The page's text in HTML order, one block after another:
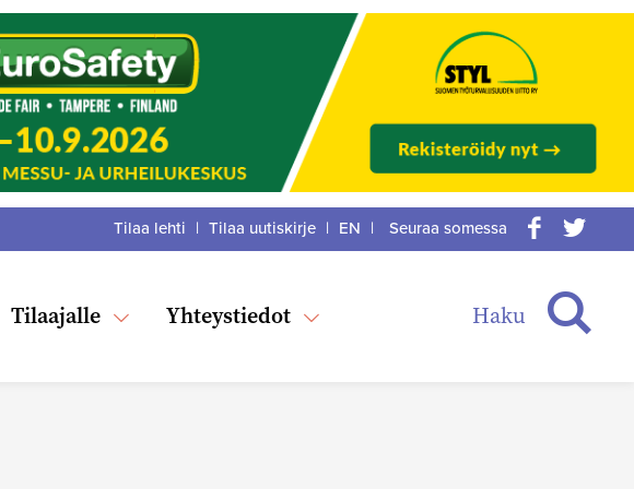
Tilaajalle Yhteystiedot Haku
Tilaa lehti | Tilaa uutiskirje | EN |
Seuraa somessa
:Facebook
Twitter